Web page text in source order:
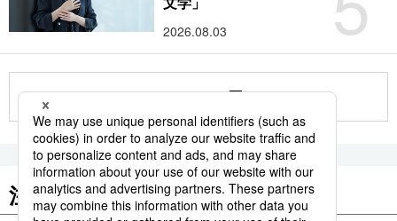
2026.08.03
もっと見る
注目のキーワード